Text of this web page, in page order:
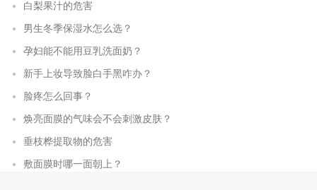
白梨果汁的危害
男生冬季保湿水怎么选？
孕妇能不能用豆乳洗面奶？
新手上妆导致脸白手黑咋办？
脸疼怎么回事？
焕亮面膜的气味会不会刺激皮肤？
垂枝桦提取物的危害
敷面膜时哪一面朝上？